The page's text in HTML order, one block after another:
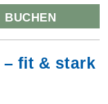
BUCHEN
fit & stark